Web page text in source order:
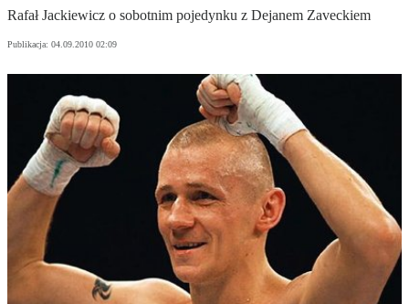
Rafał Jackiewicz o sobotnim pojedynku z Dejanem Zaveckiem
Publikacja: 04.09.2010 02:09